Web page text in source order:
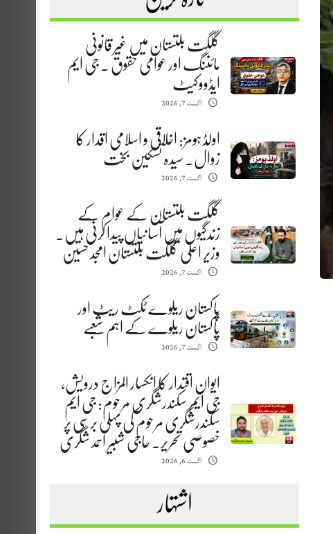
گلگت بلتستان میں غیر قانونی
مائننگ اور عوامی حقوق . جی ایم
ایڈووکیٹ
اگست 7, 2026
اولڈ ہومز: اخلاقی و اسلامی اقدار کا
زوال. سیدہ تسکین بخت
اگست 7, 2026
گلگت بلتستان کے عوام کے
زندگیوں میں آسانیاں پیدا کرنی ہیں.
وزیر اعلیٰ گلگت بلتستان امجد حسین
اگست 7, 2026
پاکستان ریلوے ٹکٹ ریٹ اور
پاکستان ریلوے کے اہم شعبے
اگست 7, 2026
ایوانِ اقتدار کا انکسار المزاج درویش،
جی ایم سکندرشگری مرحوم: جی ایم
سکندرشگری مرحوم کی پہلی برسی پر
خصوصی تحریر. حاجی شبیر احمد شگری
اگست 6, 2026
اشتہار